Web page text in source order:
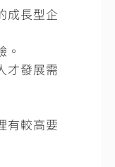
成長型企
。
才發展需
有較高要